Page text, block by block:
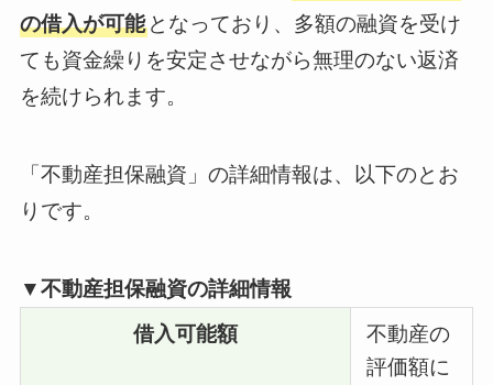
の借入が可能となっており、多額の融資を受け
ても資金繰りを安定させながら無理のない返済
を続けられます。
「不動産担保融資」の詳細情報は、以下のとお
りです。
▼不動産担保融資の詳細情報
借入可能額
不動産の
評価額に